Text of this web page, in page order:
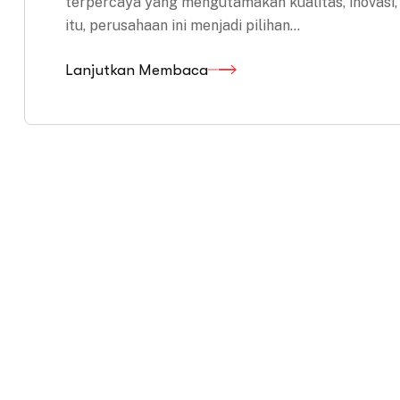
itu, perusahaan ini menjadi pilihan…
Lanjutkan Membaca